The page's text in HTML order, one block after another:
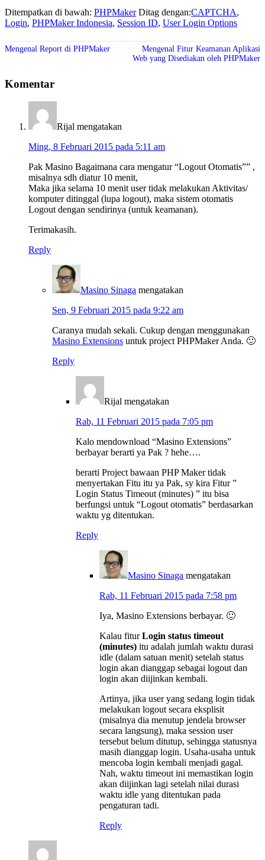
Ditempatkan di bawah: PHPMaker Ditag dengan:CAPTCHA,
Login, PHPMaker Indonesia, Session ID, User Login Options
Mengenal Report di PHPMaker
Mengenal Fitur Keamanan Aplikasi
Web yang Disediakan oleh PHPMaker
Komentar
Rijal mengatakan
Ming, 8 Februari 2015 pada 5:11 am
Pak Masino Bagaimana cara mengatur “Logout Otomatis”” ,
misalnya sdh diatur 10 menit,
Maka jika selama 10 menit user tidak melakukan Aktivitas/
komputer ditinggal (lupa logout), maka sistem otomatis
Logout dengan sendirinya (untuk keamanan).
Terimakasih.
Reply
Masino Sinaga mengatakan
Sen, 9 Februari 2015 pada 9:22 am
Caranya mudah sekali. Cukup dengan menggunakan
Masino Extensions untuk project PHPMaker Anda. 🙂
Reply
Rijal mengatakan
Rab, 11 Februari 2015 pada 7:05 pm
Kalo mendownload “Masino Extensions”
berbayar berarti ya Pak ? hehe….
berarti Project bawaan PHP Maker tidak
menyertakan Fitu itu ya Pak, sy kira Fitur ”
Login Status Timeout (minutes) ” itu bisa
berfungsi untuk “Logout otomatis” berdasarkan
waktu yg ditentukan.
Reply
Masino Sinaga mengatakan
Rab, 11 Februari 2015 pada 7:58 pm
Iya, Masino Extensions berbayar. 🙂
Kalau fiturLogin status timeout
(minutes) itu adalah jumlah waktu durasi
idle (dalam satuan menit) setelah status
login akan dianggap sebagai logout dan
login akan diijinkan kembali.
Artinya, jika user yang sedang login tidak
melakukan logout secara eksplisit
(misalnya dia menutup jendela browser
secara langsung), maka session user
tersebut belum ditutup, sehingga statusnya
masih dianggap login. Usaha-usaha untuk
mencoba login kembali menjadi gagal.
Nah, waktu timeout ini memastikan login
akan diijinkan lagi setelah nilai durasi
waktu idle yang ditentukan pada
pengaturan tadi.
Reply